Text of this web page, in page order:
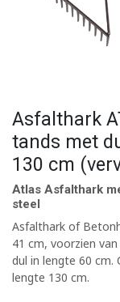
Asfalthark
tands met
130 cm
Atlas Asfalthark
steel
Asfalthark of
41 cm, voorzien
dul in lengte 60 cm.
lengte 130 cm.